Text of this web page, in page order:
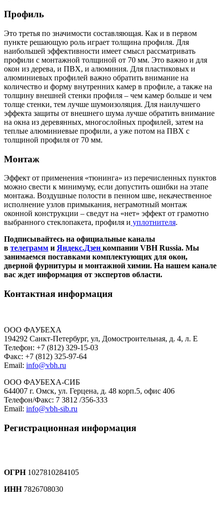
Профиль
Это третья по значимости составляющая. Как и в первом
пункте решающую роль играет толщина профиля. Для
наибольшей эффективности имеет смысл рассматривать
профили с монтажной толщиной от 70 мм. Это важно и для
окон из дерева, и ПВХ, и алюминия. Для пластиковых и
алюминиевых профилей важно обратить внимание на
количество и форму внутренних камер в профиле, а также на
толщину внешней стенки профиля – чем камер больше и чем
толще стенки, тем лучше шумоизоляция. Для наилучшего
эффекта защиты от внешнего шума лучше обратить внимание
на окна из деревянных, многослойных профилей, затем на
теплые алюминиевые профили, а уже потом на ПВХ с
толщиной профиля от 70 мм.
Монтаж
Эффект от применения «тюнинга» из перечисленных пунктов
можно свести к минимуму, если допустить ошибки на этапе
монтажа. Воздушные полости в пенном шве, некачественное
исполнение узлов примыкания, неграмотный монтаж
оконной конструкции – сведут на «нет» эффект от грамотно
выбранного стеклопакета, профиля и уплотнителя.
Подписывайтесь на официальные каналы
в телеграмм и Яндекс.Дзен компании VBH Russia. Мы
занимаемся поставками комплектующих для окон,
дверной фурнитуры и монтажной химии. На нашем канале
вас ждет информация от экспертов области.
Контактная информация
ООО ФАУБЕХА
194292 Санкт-Петербург, ул, Домостроительная, д. 4, л. Е
Телефон: +7 (812) 329-15-03
Факс: +7 (812) 325-97-64
Email: info@vbh.ru
ООО ФАУБЕХА-СИБ
644007 г. Омск, ул. Герцена, д. 48 корп.5, офис 406
Телефон/Факс: 7 3812 /356-333
Email: info@vbh-sib.ru
Регистрационная информация
ОГРН1027810284105
ИНН7826708030